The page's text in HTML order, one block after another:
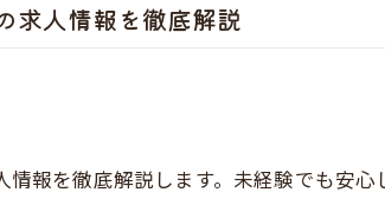
求人情報を徹底解説
報を徹底解説します。未経験でも安